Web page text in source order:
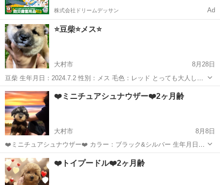
株式会社ドリームデッサン Ad
⭐️豆柴⭐️メス⭐️
大村市
8月28日
豆柴 生年月日：2024.7.2 性別：メス 毛色：レッド とっても大人しく
て可愛い女の子です🩷 引き渡し時、お渡しする物 ・マイクロチップ証
明 ・ワクチン接種証明(6種) ・血統書(発行中) パテラが2あります。 2
な...
長崎 大村市 格安
❤️ミニチュアシュナウザー❤️2ヶ月齢
大村市
8月8日
❤️ミニチュアシュナウザー❤️ カラー：ブラック&シルバー 生年月日：
2024/6/11 性別：オス とっても大人しく、人懐っこくて可愛いです⭐️
お引き渡し時 マイクロチップ挿入完了 ワクチン(5種)接種完了 血統書
は...
長崎 大村市 ペットショップ
❤️トイプードル❤️2ヶ月齢